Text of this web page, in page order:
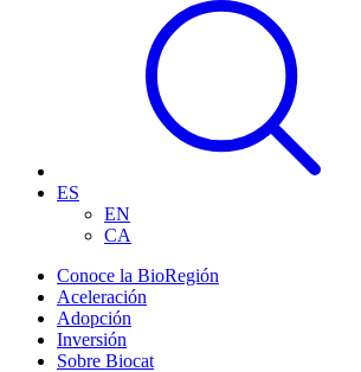
ES
EN
CA
Conoce la BioRegión
Aceleración
Adopción
Inversión
Sobre Biocat